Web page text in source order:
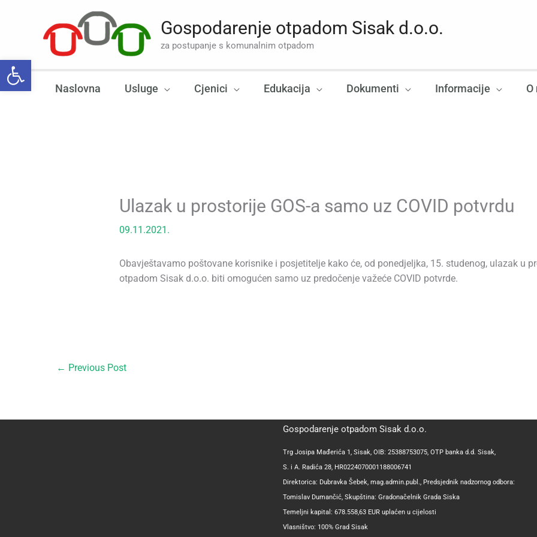
Open toolbar
Gospodarenje otpadom Sisak d.o.o.
za postupanje s komunalnim otpadom
Naslovna Usluge Cjenici Edukacija Dokumenti Informacije O
Ulazak u prostorije GOS-a samo uz COVID potvrdu
09.11.2021.
Obavještavamo poštovane korisnike i posjetitelje kako će, od ponedjeljka, 15. studenog, ulazak u
otpadom Sisak d.o.o. biti omogućen samo uz predočenje važeće COVID potvrde.
← Previous Post
Gospodarenje otpadom Sisak d.o.o.
Trg Josipa Mađerića 1, Sisak, OIB: 25388753075, OTP banka d.d. Sisak,
S. i A. Radića 28, HR0224070001188006741
Direktorica: Dubravka Šebek, mag.admin.publ., Predsjednik nadzornog odbora:
Tomislav Dumančić, Skupština: Gradonačelnik Grada Siska
Temeljni kapital: 678.558,63 EUR uplaćen u cijelosti
Vlasništvo: 100% Grad Sisak